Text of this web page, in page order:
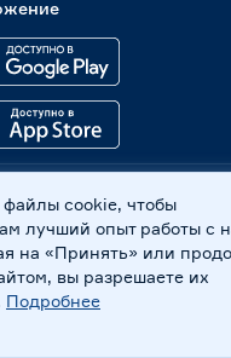
2004 -2026, 236029, г.
ИНН 7702596813, КПП
персональных данных
cookie, чтобы
лучший опыт работы с
на «Принять» или
вы разрешаете их
Подробнее